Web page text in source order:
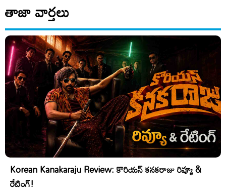
తాజా వార్తలు
Korean Kanakaraju Review: కొరియన్ కనకరాజు రివ్యూ &
రేటింగ్!